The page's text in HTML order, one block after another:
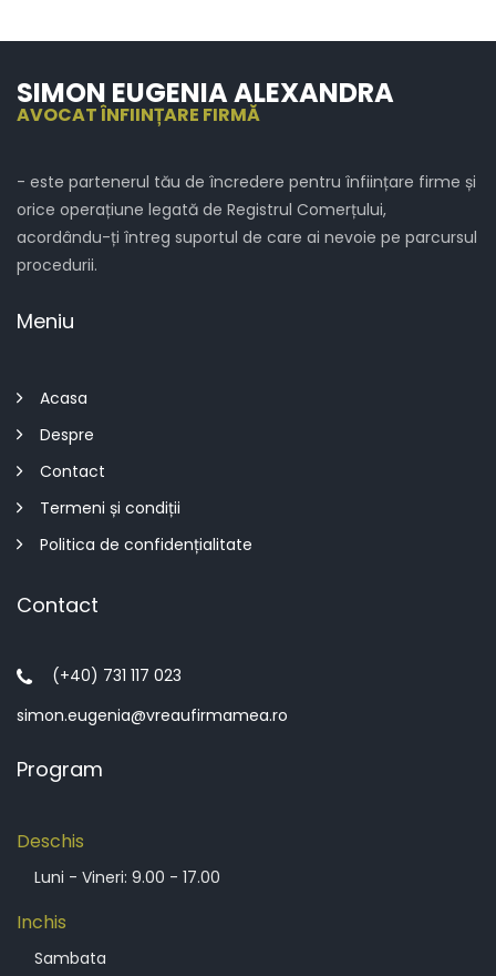
SIMON EUGENIA ALEXANDRA
AVOCAT ÎNFIINȚARE FIRMĂ
- este partenerul tău de încredere pentru înființare firme și
orice operațiune legată de Registrul Comerțului,
acordându-ți întreg suportul de care ai nevoie pe parcursul
procedurii.
Meniu
Acasa
Despre
Contact
Termeni și condiții
Politica de confidențialitate
Contact
(+40) 731 117 023
simon.eugenia@vreaufirmamea.ro
Program
Deschis
Luni - Vineri: 9.00 - 17.00
Inchis
Sambata